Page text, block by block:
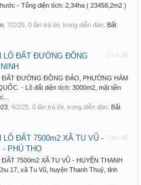
- Tổng diện tích: 2,34ha ( 23458,2m2 )
7/2/25 , 0 lần trả lời, trong diễn đàn: Bất
Chủ đề
LÔ ĐẤT ĐƯỜNG ĐÔNG
ĐẤT ĐƯỜNG ĐÔNG ĐẢO, PHƯỜNG HÀM
- Lô đất diện tích: 3000m2, mặt tiền
4/2/25 , 0 lần trả lời, trong diễn đàn: Bất
Chủ đề
LÔ ĐẤT 7500m2 XÃ TU VŨ -
- PHÚ THỌ
7500m2 XÃ TU VŨ - HUYỆN THANH
17, xã Tu Vũ, huyện Thanh Thuỷ, tỉnh